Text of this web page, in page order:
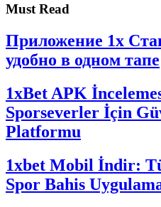
Must Read
Приложение 1x
удобно в одном тапе
1xBet APK
Sporseverler İçin
Platformu
1xbet Mobil İndir:
Spor Bahis